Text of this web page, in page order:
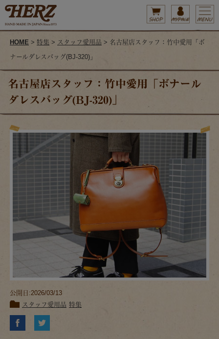
HOME > 特集 > スタッフ愛用品 > 名古屋店スタッフ：竹中愛用「ボ
ナールダレスバッグ(BJ-320)」
名古屋店スタッフ：竹中愛用「ボナール
ダレスバッグ(BJ-320)」
公開日:2026/03/13
スタッフ愛用品 特集